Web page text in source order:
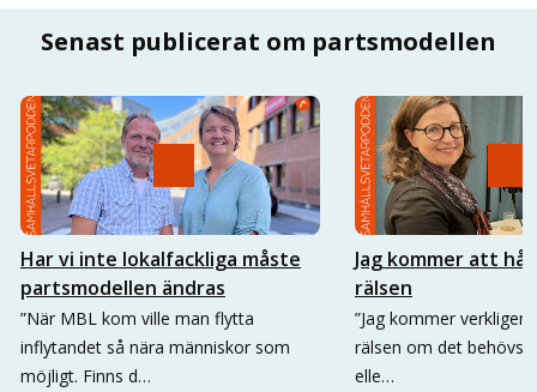
Senast publicerat om partsmodellen
Har vi inte lokalfackliga måste
partsmodellen ändras
”När MBL kom ville man flytta
inflytandet så nära människor som
möjligt. Finns d…
Jag kommer att
rälsen
”Jag kommer
rälsen om det behövs
elle…